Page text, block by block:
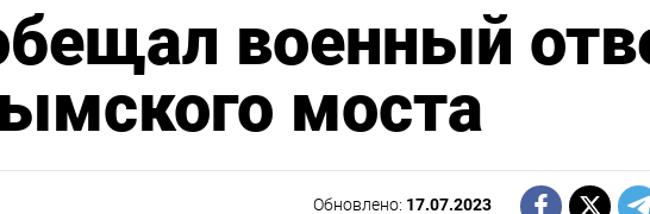
военный
моста
Обновлено: 17.07.2023